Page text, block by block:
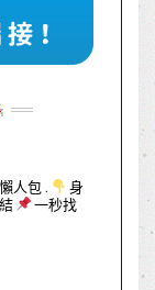
人包 .
身
一秒找